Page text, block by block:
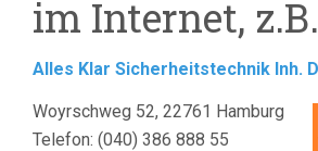
im Internet,
Alles Klar Sicherheitstechnik Inh.
Woyrschweg 52, 22761 Hamburg
Telefon: (040) 386 888 55